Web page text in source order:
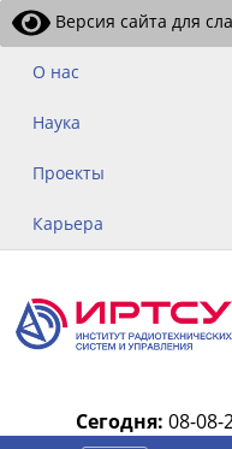
Версия сайта для
О нас
Наука
Проекты
Карьера
Сегодня: 08-08-